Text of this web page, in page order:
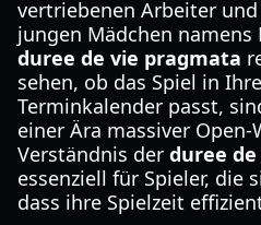
vertriebenen Arbeiter
jungen Mädchen namens
duree de vie pragmata
sehen, ob das Spiel in
Terminkalender passt,
einer Ära massiver
Verständnis der duree
essenziell für Spieler, die
dass ihre Spielzeit